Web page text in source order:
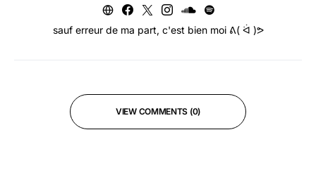
sauf erreur de ma part, c'est bien moi ᕕ( ᐛ )ᕗ
VIEW COMMENTS (0)